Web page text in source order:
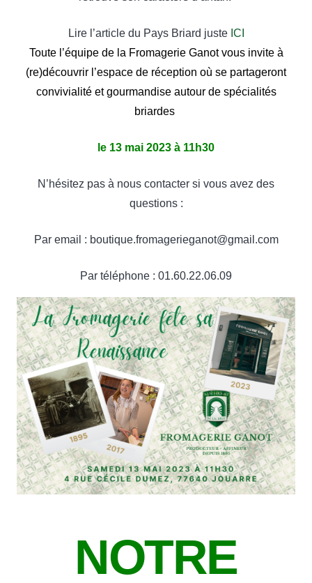
Lire l’article du Pays Briard juste ICI
Toute l’équipe de la Fromagerie Ganot vous invite à
(re)découvrir l’espace de réception où se partageront
convivialité et gourmandise autour de spécialités
briardes
le 13 mai 2023 à 11h30
N’hésitez pas à nous contacter si vous avez des
questions :
Par email : boutique.fromagerieganot@gmail.com
Par téléphone : 01.60.22.06.09
NOTRE